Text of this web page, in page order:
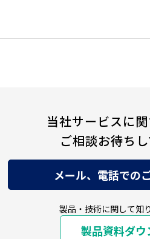
当社サービスに
ご相談お待ち
メール、電話での
製品資料ダウ
製品・技術に関して知